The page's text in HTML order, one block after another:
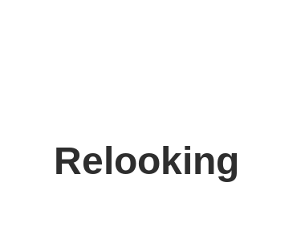
Relooking